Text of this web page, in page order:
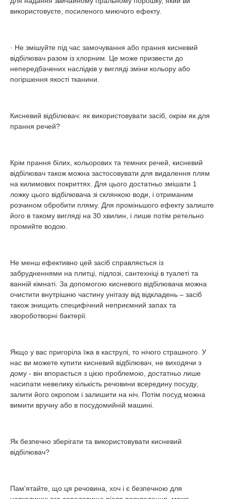
використовуєте, посиленого миючого ефекту.
· Не змішуйте під час замочування або прання кисневий
відбілювач разом із хлорним. Це може призвести до
непередбачених наслідків у вигляді зміни кольору або
погіршення якості тканини.
Кисневий відбілювач: як використовувати засіб, окрім як для
прання речей?
Крім прання білих, кольорових та темних речей, кисневий
відбілювач також можна застосовувати для видалення плям
на килимових покриттях. Для цього достатньо змішати 1
ложку цього відбілювача зі склянкою води, і отриманим
розчином обробити пляму. Для проміньшого ефекту залиште
його в такому вигляді на 30 хвилин, і лише потім ретельно
промийте водою.
Не менш ефективно цей засіб справляється із
забрудненнями на плитці, підлозі, сантехніці в туалеті та
ванній кімнаті. За допомогою кисневого відбілювача можна
очистити внутрішню частину унітазу від відкладень – засіб
також знищить специфічний неприємний запах та
хвороботворні бактерії.
Якщо у вас пригоріла їжа в каструлі, то нічого страшного. У
нас ви можете купити кисневий відбілювач, не виходячи з
дому - він впорається з цією проблемою, достатньо лише
насипати невелику кількість речовини всередину посуду,
залити його окропом і залишити на ніч. Потім посуд можна
вимити вручну або в посудомийній машині.
Як безпечно зберігати та використовувати кисневий
відбілювач?
Пам'ятайте, що ця речовина, хоч і є безпечною для